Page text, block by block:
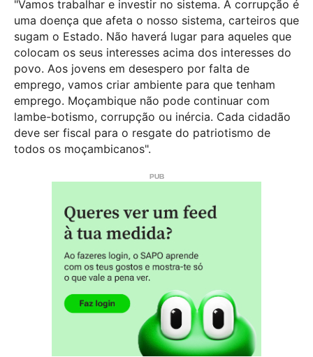
"Vamos trabalhar e investir no sistema. A corrupção é
uma doença que afeta o nosso sistema, carteiros que
sugam o Estado. Não haverá lugar para aqueles que
colocam os seus interesses acima dos interesses do
povo. Aos jovens em desespero por falta de
emprego, vamos criar ambiente para que tenham
emprego. Moçambique não pode continuar com
lambe-botismo, corrupção ou inércia. Cada cidadão
deve ser fiscal para o resgate do patriotismo de
todos os moçambicanos".